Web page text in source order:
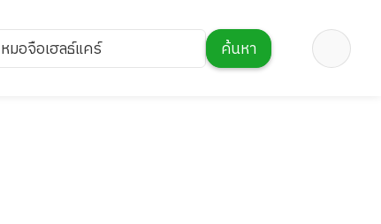
หมอจือเฮลธ์แคร์ ค้นหา